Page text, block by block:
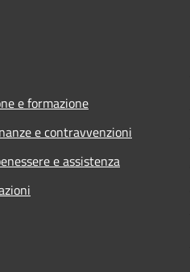
e formazione
e contravvenzioni
e assistenza